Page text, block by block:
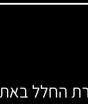
החלל